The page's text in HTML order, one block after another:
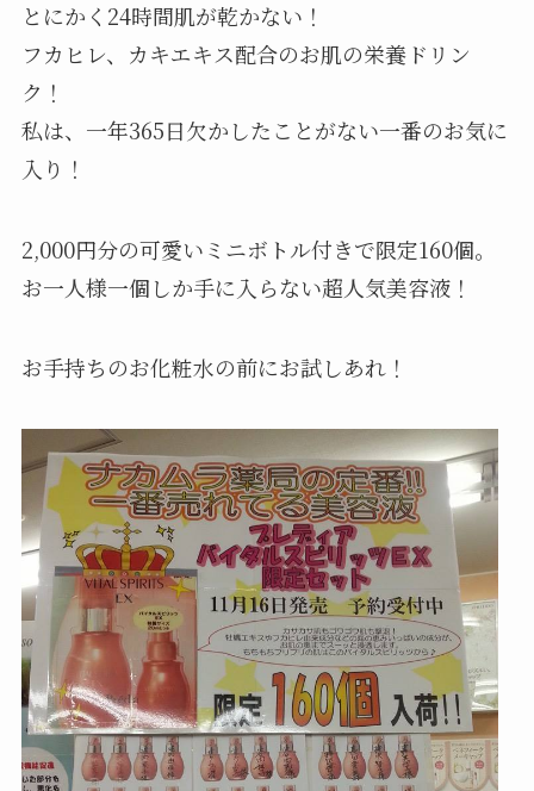
とにかく24時間肌が乾かない！
フカヒレ、カキエキス配合のお肌の栄養ドリン
ク！
私は、一年365日欠かしたことがない一番のお気に
入り！
2,000円分の可愛いミニボトル付きで限定160個。
お一人様一個しか手に入らない超人気美容液！
お手持ちのお化粧水の前にお試しあれ！